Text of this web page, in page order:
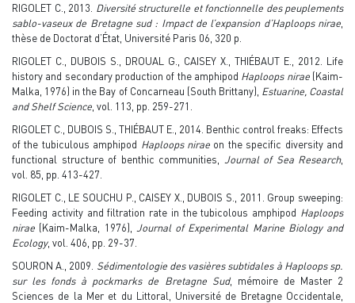
RIGOLET C., 2013. Diversité structurelle et fonctionnelle des peuplements
sablo-vaseux de Bretagne sud : Impact de l’expansion d’Haploops nirae
thèse de Doctorat d’État, Université Paris 06, 320 p.
RIGOLET C., DUBOIS S., DROUAL G., CAISEY X., THIÉBAUT E., 2012. Life
history and secondary production of the amphipod Haploops nirae(Kaim-
Malka, 1976) in the Bay of Concarneau (South Brittany), Estuarine, Coastal
and Shelf Science , vol. 113, pp. 259-271.
RIGOLET C., DUBOIS S., THIÉBAUT E., 2014. Benthic control freaks: Effects
of the tubiculous amphipod Haploops nirae on the specific diversity and
functional structure of benthic communities, Journal of Sea Research,
vol. 85, pp. 413-427.
RIGOLET C., LE SOUCHU P., CAISEY X., DUBOIS S., 2011. Group sweeping:
Feeding activity and filtration rate in the tubicolous amphipod Haploops
nirae (Kaim-Malka, 1976), Journal of Experimental Marine Biology and
Ecology, vol. 406, pp. 29-37.
SOURON A., 2009. Sédimentologie des vasières subtidales à Haploops sp.
sur les fonds à pockmarks de Bretagne Sud, mémoire de Master 2
Sciences de la Mer et du Littoral, Université de Bretagne Occidentale,